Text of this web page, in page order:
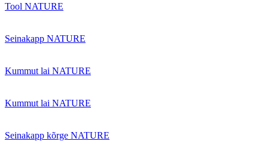
Tool NATURE
Seinakapp NATURE
Kummut lai NATURE
Kummut lai NATURE
Seinakapp kõrge NATURE